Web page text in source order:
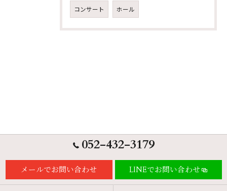
コンサート ホール
052-432-3179
メールでお問い合わせ LINEでお問い合わせ